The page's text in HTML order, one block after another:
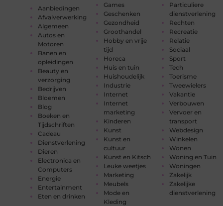
Aanbiedingen
Afvalverwerking
Algemeen
Autos en
Motoren
Banen en
opleidingen
Beauty en
verzorging
Bedrijven
Bloemen
Blog
Boeken en
Tijdschriften
Cadeau
Dienstverlening
Dieren
Electronica en
Computers
Energie
Entertainment
Eten en drinken
Games
Geschenken
Gezondheid
Groothandel
Hobby en vrije
tijd
Horeca
Huis en tuin
Huishoudelijk
Industrie
Internet
Internet
marketing
Kinderen
Kunst
Kunst en
cultuur
Kunst en Kitsch
Leuke weetjes
Marketing
Meubels
Mode en
Kleding
Particuliere
dienstverlening
Rechten
Recreatie
Relatie
Sociaal
Sport
Tech
Toerisme
Tweewielers
Vakantie
Verbouwen
Vervoer en
transport
Webdesign
Winkelen
Wonen
Woning en Tuin
Woningen
Zakelijk
Zakelijke
dienstverlening